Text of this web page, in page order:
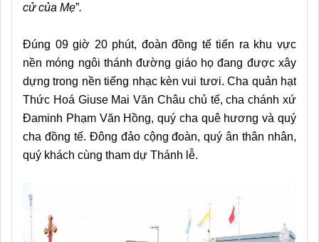
cử của Mẹ”.
Đúng 09 giờ 20 phút, đoàn đồng tế tiến ra khu vực
nền móng ngôi thánh đường giáo họ đang được xây
dựng trong nền tiếng nhạc kèn vui tươi. Cha quản hạt
Thức Hoá Giuse Mai Văn Châu chủ tế, cha chánh xứ
Đaminh Phạm Văn Hồng, quý cha quê hương và quý
cha đồng tế. Đông đảo cộng đoàn, quý ân thân nhân,
quý khách cùng tham dự Thánh lễ.